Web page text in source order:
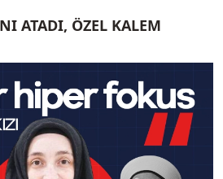
ATADI, ÖZEL KALEM